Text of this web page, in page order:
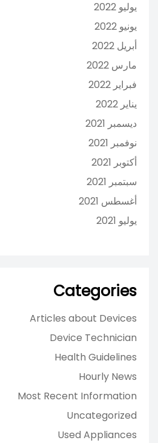
يوليو 2022
يونيو 2022
أبريل 2022
مارس 2022
فبراير 2022
يناير 2022
ديسمبر 2021
نوفمبر 2021
أكتوبر 2021
سبتمبر 2021
أغسطس 2021
يوليو 2021
Categories
Articles about Devices
Device Technician
Health Guidelines
Hourly News
Most Recent Information
Uncategorized
Used Appliances